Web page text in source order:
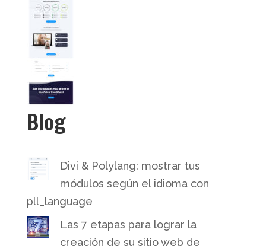
Blog
Divi & Polylang: mostrar tus
módulos según el idioma con
pll_language
Las 7 etapas para lograr la
creación de su sitio web de